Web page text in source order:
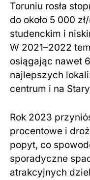
Toruniu rosła
do około 5 000
studenckim i
W 2021–2022
osiągając nawet
najlepszych
centrum i na
Rok 2023
procentowe i
popyt, co
sporadyczne
atrakcyjnych